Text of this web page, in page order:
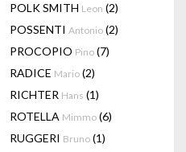
POLK SMITH Leon (2)
POSSENTI Antonio (2)
PROCOPIO Pino (7)
RADICE Mario (2)
RICHTER Hans (1)
ROTELLA Mimmo (6)
RUGGERI Bruno (1)